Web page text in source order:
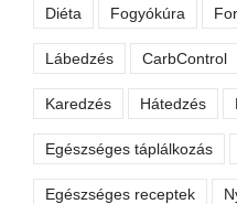
Diéta Fogyókúra
Lábedzés CarbControl
Karedzés Hátedzés
Egészséges táplálkozás
Egészséges receptek